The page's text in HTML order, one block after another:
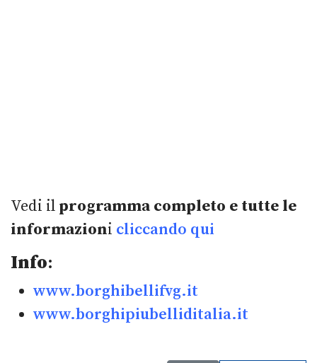
Vedi il programma completo e tutte le
informazioni cliccando qui
Info:
www.borghibellifvg.it
www.borghipiubelliditalia.it